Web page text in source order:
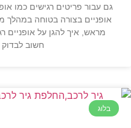
גם עבור פריטים רגישים כמו
אופניים בצורה בטוחה במהלך
מראש, איך להגן על אופניים
חשוב
בלוג